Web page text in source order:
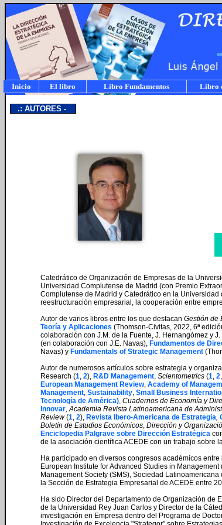
.: AUTORES -
Catedrático de Organización de Empresas de la
Universidad Complutense de Madrid (con Premio
Complutense de Madrid y Catedrático en la
reestructuración empresarial, la cooperación entre
Autor de varios libros entre los que destacan Gestión de
Teoría y Aplicaciones (Thomson-Civitas, 2022, 6ª
colaboración con J.M. de la Fuente, J. Hernangómez y
(en colaboración con J.E. Navas), Fundamentos de
Navas) y Fundamentals of Strategic Management
Autor de numerosos artículos sobre estrategia y
Research (1, 2), R&D Management, Scientometrics(1, 2,
European Management Review, Academy of
Management, Sustainability, Small Business
Tecnología de América), Cuadernos de Economía y
Innovar, Academia Revista Latinoamericana de
Review(1, 2), Revista Ibero-Americana de Estrategia,
Boletín de Estudios Económicos, Dirección y
Enciclopedia Palgrave sobre Dirección Estratégica
de la asociación científica ACEDE con un trabajo sobre
Ha participado en diversos congresos académicos
European Institute for Advanced Studies in
Management Society (SMS), Sociedad
la Sección de Estrategia Empresarial de ACEDE entre
Ha sido Director del Departamento de Organización de
de la Universidad Rey Juan Carlos y Director de la
investigación en Empresa dentro del Programa de
Inicio El libro Libro Fundamentos Libro